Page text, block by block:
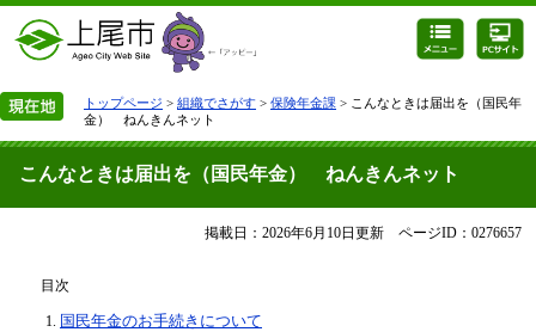
トップページ > 組織でさがす > 保険年金課 > こんなときは届出を（国民年
金） ねんきんネット
こんなときは届出を（国民年金） ねんきんネット
掲載日：2026年6月10日更新 ページID：0276657
目次
国民年金のお手続きについて